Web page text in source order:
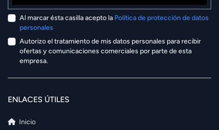
Al marcar ésta casilla acepto la Política de protección de datos
personales
Autorizo el tratamiento de mis datos personales para recibir
ofertas y comunicaciones comerciales por parte de esta
empresa.
ENLACES ÚTILES
Inicio